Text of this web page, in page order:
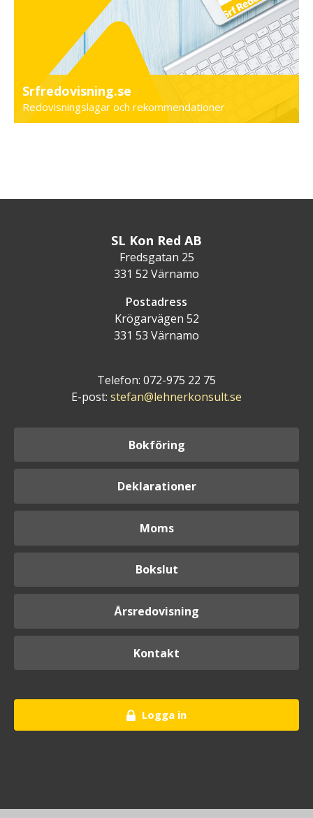
Srfredovisning.se
Redovisningslagar och rekommendationer
SL Kon Red AB
Fredsgatan 25
331 52 Värnamo
Postadress
Krögarvägen 52
331 53 Värnamo
Telefon: 072-975 22 75
E-post: stefan@lehnerkonsult.se
Bokföring
Deklarationer
Moms
Bokslut
Årsredovisning
Kontakt
Logga in